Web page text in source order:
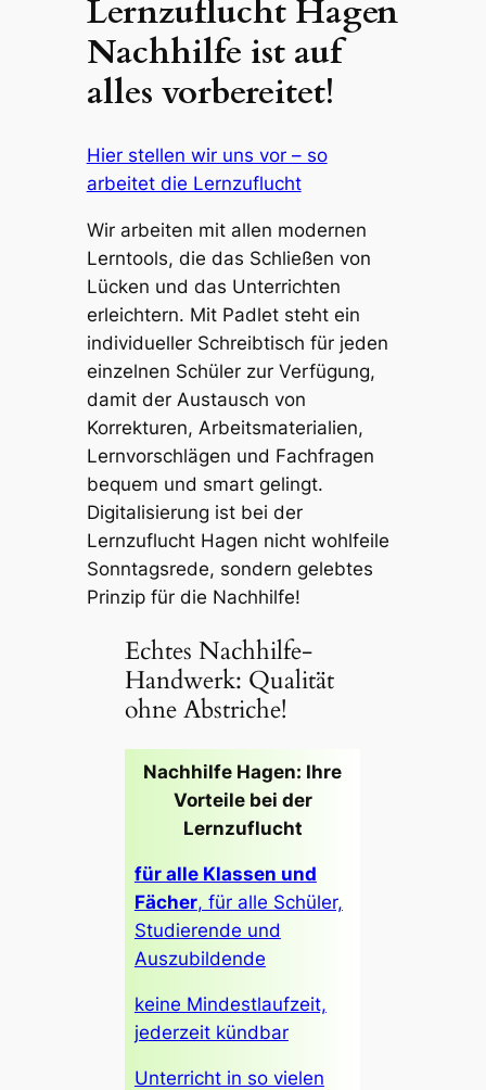
Lernzuflucht Hagen
Nachhilfe ist auf
alles vorbereitet!
Hier stellen wir uns vor – so
arbeitet die Lernzuflucht
Wir arbeiten mit allen modernen
Lerntools, die das Schließen von
Lücken und das Unterrichten
erleichtern. Mit Padlet steht ein
individueller Schreibtisch für jeden
einzelnen Schüler zur Verfügung,
damit der Austausch von
Korrekturen, Arbeitsmaterialien,
Lernvorschlägen und Fachfragen
bequem und smart gelingt.
Digitalisierung ist bei der
Lernzuflucht Hagen nicht wohlfeile
Sonntagsrede, sondern gelebtes
Prinzip für die Nachhilfe!
Echtes Nachhilfe-
Handwerk: Qualität
ohne Abstriche!
Nachhilfe Hagen: Ihre
Vorteile bei der
Lernzuflucht
für alle Klassen und
Fächer, für alle Schüler,
Studierende und
Auszubildende
keine Mindestlaufzeit,
jederzeit kündbar
Unterricht in so vielen